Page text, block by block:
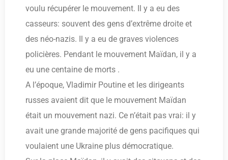
voulu récupérer le mouvement. Il y a eu des
casseurs: souvent des gens d’extrême droite et
des néo-nazis. Il y a eu de graves violences
policières. Pendant le mouvement Maïdan, il y a
eu une centaine de morts .
A l’époque, Vladimir Poutine et les dirigeants
russes avaient dit que le mouvement Maïdan
était un mouvement nazi. Ce n’était pas vrai: il y
avait une grande majorité de gens pacifiques qui
voulaient une Ukraine plus démocratique.